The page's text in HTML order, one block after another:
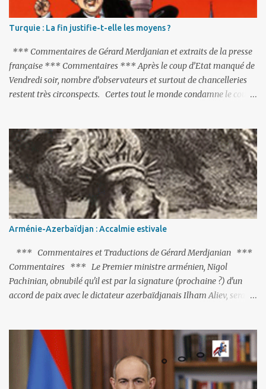
Turquie : La fin justifie-t-elle les moyens ?
*** Commentaires de Gérard Merdjanian et extraits de la presse
française *** Commentaires *** Après le coup d’Etat manqué de
Vendredi soir, nombre d’observateurs et surtout de chancelleries
restent très circonspects. Certes tout le monde condamne le coup
actions menées par le président Erdoğan, et pour certains sur la
réalisation du putsch lui-même.
Arménie-Azerbaïdjan : Accalmie estivale
*** Commentaires et Traductions de Gérard Merdjanian ***
Commentaires *** Le Premier ministre arménien, Nigol
Pachinian, obnubilé qu'il est par la signature (prochaine ?) d'un
accord de paix avec le dictateur azerbaïdjanais Ilham Aliev, serait
C'est hélas fort peu probable ; l'Histoire ou la Littérature ne sont
pas ses points forts, pas plus d'ailleurs que les négociations avec le
tandem turco-azéri. Faisant fi de tout ce qui précède la chute de
l'URSS, il est exclusivement intéressé par ce qu'il nomme «